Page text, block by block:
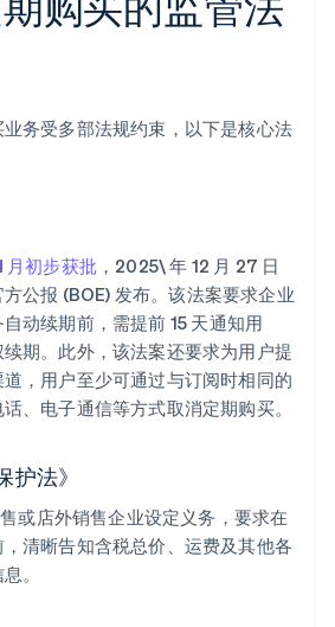
务受多部法规约束，以下是核心法
月初步获批 ，2025\ 年 12 月 27 日
公报 (BOE) 发布。该法案要求企业
动续期前，需提前 15 天通知用
期。此外，该法案还要求为用户提
，用户至少可通过与订阅时相同的
、电子通信等方式取消定期购买。
护法》
或店外销售企业设定义务，要求在
清晰告知含税总价、运费及其他各
。